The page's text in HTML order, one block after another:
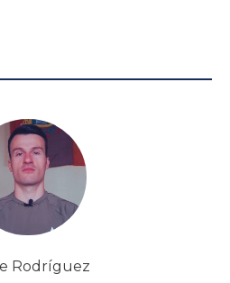
Rodríguez